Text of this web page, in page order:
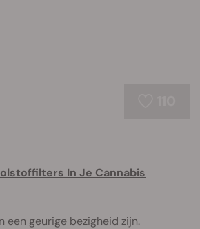
In Je Cannabis
een geurige bezigheid zijn.